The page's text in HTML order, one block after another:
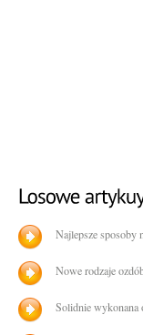
Najlepsze sposoby
Nowe rodzaje
Solidnie wykonana